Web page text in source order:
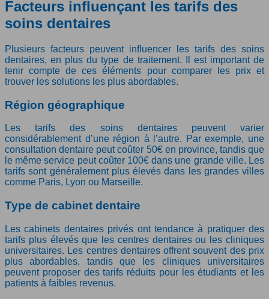
Facteurs influençant les tarifs des
soins dentaires
Plusieurs facteurs peuvent influencer les tarifs des soins
dentaires, en plus du type de traitement. Il est important de
tenir compte de ces éléments pour comparer les prix et
trouver les solutions les plus abordables.
Région géographique
Les tarifs des soins dentaires peuvent varier
considérablement d’une région à l’autre. Par exemple, une
consultation dentaire peut coûter 50€ en province, tandis que
le même service peut coûter 100€ dans une grande ville. Les
tarifs sont généralement plus élevés dans les grandes villes
comme Paris, Lyon ou Marseille.
Type de cabinet dentaire
Les cabinets dentaires privés ont tendance à pratiquer des
tarifs plus élevés que les centres dentaires ou les cliniques
universitaires. Les centres dentaires offrent souvent des prix
plus abordables, tandis que les cliniques universitaires
peuvent proposer des tarifs réduits pour les étudiants et les
patients à faibles revenus.